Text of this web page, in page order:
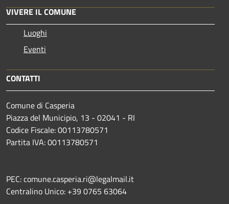
VIVERE IL COMUNE
Luoghi
Eventi
CONTATTI
Comune di Casperia
Piazza del Municipio, 13 - 02041 - RI
Codice Fiscale: 00113780571
Partita IVA: 00113780571
PEC: comune.casperia.ri@legalmail.it
Centralino Unico: +39 0765 63064